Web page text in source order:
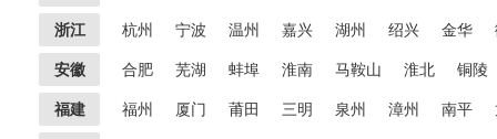
浙江 杭州 宁波 温州 嘉兴 湖州 绍兴 金华
安徽 合肥 芜湖 蚌埠 淮南 马鞍山 淮北 铜陵
福建 福州 厦门 莆田 三明 泉州 漳州 南平